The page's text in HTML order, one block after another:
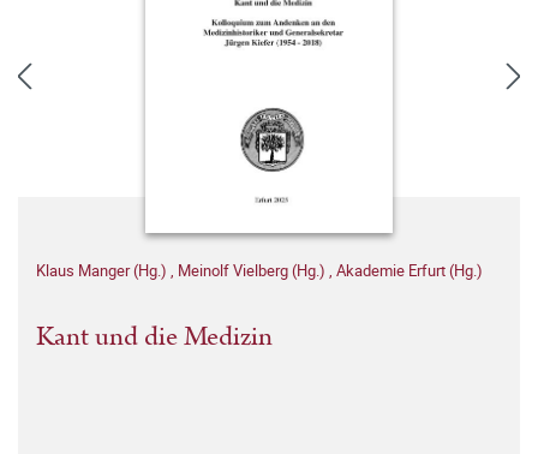
Klaus Manger (Hg.) , Meinolf Vielberg (Hg.) , Akademie Erfurt (Hg.)
Kant und die Medizin